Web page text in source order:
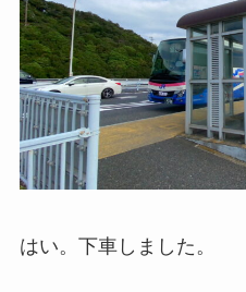
はい。下車しました。